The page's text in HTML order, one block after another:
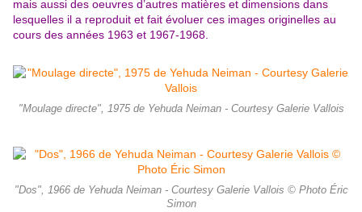
mais aussi des oeuvres d’autres matières et dimensions dans
lesquelles il a reproduit et fait évoluer ces images originelles au
cours des années 1963 et 1967-1968.
"Moulage directe", 1975 de Yehuda Neiman - Courtesy Galerie Vallois
"Dos", 1966 de Yehuda Neiman - Courtesy Galerie Vallois © Photo Éric
Simon